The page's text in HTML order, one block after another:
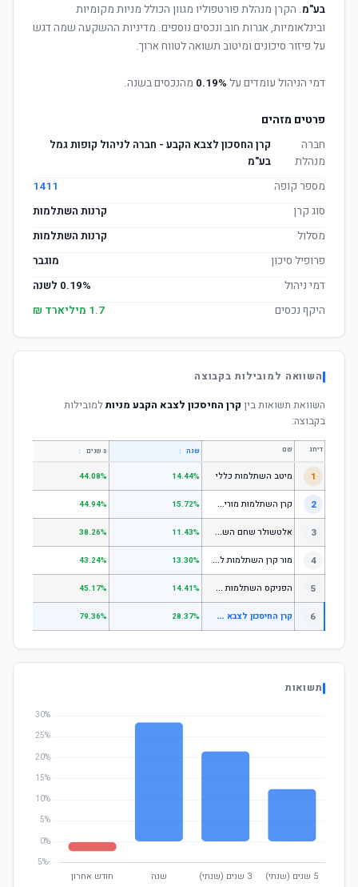
בע"מ. הקרן מנהלת פורטפוליו מגוון הכולל מניות מקומיות
ובינלאומיות, אגרות חוב ונכסים נוספים. מדיניות ההשקעה שמה דגש
על פיזור סיכונים ומיטוב תשואה לטווח ארוך.
דמי הניהול עומדים על 0.19% מהנכסים בשנה.
פרטים מזהים
חברה
מנהלת
קרן החסכון לצבא הקבע - חברה לניהול קופות גמל
בע"מ
מספר קופה
1411
סוג קרן
קרנות השתלמות
מסלול
קרנות השתלמות
פרופיל סיכון
מוגבר
דמי ניהול
0.19% לשנה
היקף נכסים
1.7 מיליארד ₪
השוואה למובילות בקבוצה
השוואת תשואות בין קרן החיסכון לצבא הקבע מניותלמובילות
בקבוצה:
דירוג שם שנה ↕ 3 שנים ↕
1 מיטב השתלמות כללי 14.44%
44.08%
2 ק
רן השתלמות מורים וגננות המסלול הרגיל - מסלול כללי 15.72%
44.94%
3 א
לטשולר שחם השתלמות כללי 11.43%
38.26%
4 מ
ור קרן השתלמות לשכירים ולעצמאים - כללי 13.30%
43.24%
5 ה
פניקס השתלמות כללי 14.41%
45.17%
6 ק
רן החיסכון לצבא הקבע מניות 28.37%
79.36%
תשואות